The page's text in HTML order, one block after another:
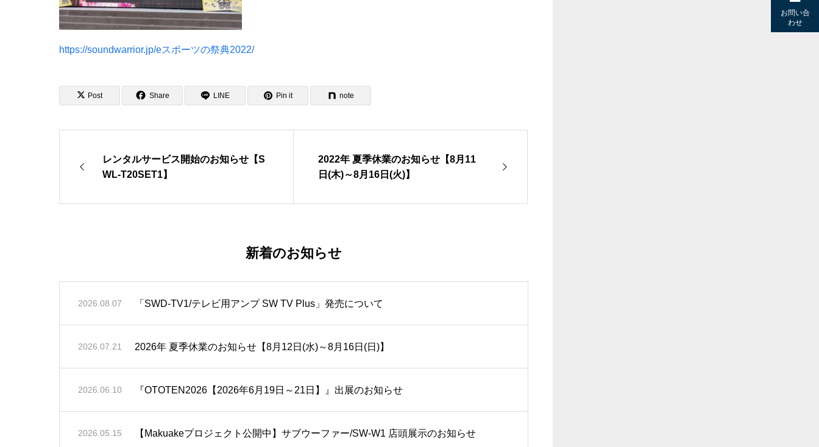
https://soundwarrior.jp/eスポーツの祭典2022/
Post Share LINE Pin it note
レンタルサービス開始のお知らせ【S
WL-T20SET1】
2022年 夏季休業のお知らせ【8月11
日(木)～8月16日(火)】
新着のお知らせ
2026.08.07 「SWD-TV1/テレビ用アンプ SW TV Plus」発売について
2026.07.21 2026年 夏季休業のお知らせ【8月12日(水)～8月16日(日)】
2026.06.10 『OTOTEN2026【2026年6月19日～21日】』出展のお知らせ
2026.05.15 【Makuakeプロジェクト公開中】サブウーファー/SW-W1 店頭展示のお知らせ
お問い合
わせ